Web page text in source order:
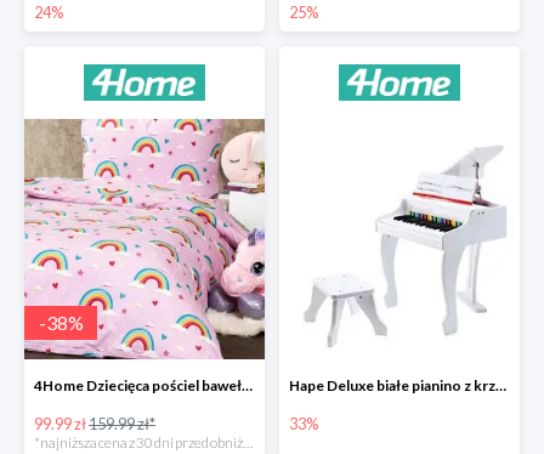
24% 25%
-38%
4Home Dziecięca pościel bawełniana Rainbow
99.99 zł159.99 zł*
*najniższa cena z 30 dni przed obniżką
Hape Deluxe białe pianino z krzesłem -33%
33%